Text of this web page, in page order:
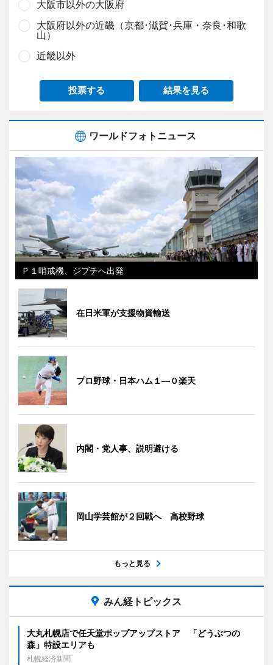
大阪市以外の大阪府
大阪府以外の近畿（京都･滋賀･兵庫・奈良･和歌
山）
近畿以外
投票する 結果を見る
ワールドフォトニュース
Ｐ１哨戒機、ジブチへ出発
在日米軍が支援物資輸送
プロ野球・日本ハム１―０楽天
内閣・党人事、説明避ける
岡山学芸館が２回戦へ 高校野球
もっと見る
みん経トピックス
大丸札幌店で任天堂ポップアップストア 「どうぶつの
森」特設エリアも
札幌経済新聞